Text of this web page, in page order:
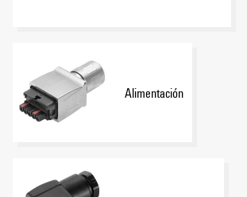
Alimentación